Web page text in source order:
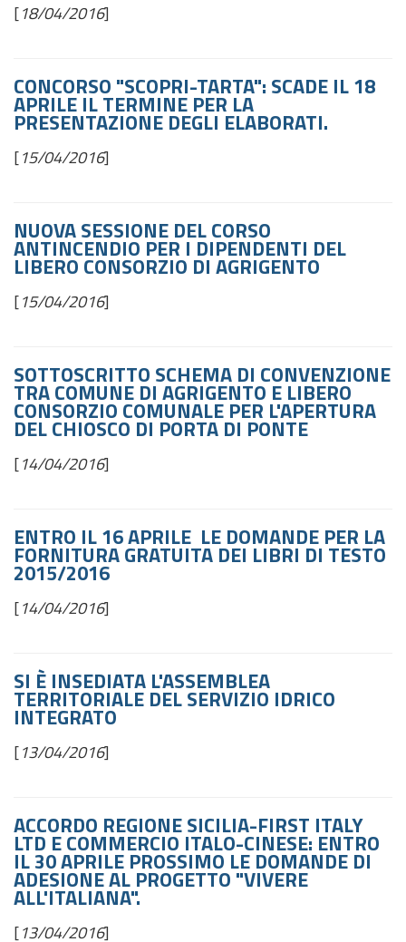
[18/04/2016]
CONCORSO "SCOPRI-TARTA": SCADE IL 18
APRILE IL TERMINE PER LA
PRESENTAZIONE DEGLI ELABORATI.
[15/04/2016]
NUOVA SESSIONE DEL CORSO
ANTINCENDIO PER I DIPENDENTI DEL
LIBERO CONSORZIO DI AGRIGENTO
[15/04/2016]
SOTTOSCRITTO SCHEMA DI CONVENZIONE
TRA COMUNE DI AGRIGENTO E LIBERO
CONSORZIO COMUNALE PER L'APERTURA
DEL CHIOSCO DI PORTA DI PONTE
[14/04/2016]
ENTRO IL 16 APRILE LE DOMANDE PER LA
FORNITURA GRATUITA DEI LIBRI DI TESTO
2015/2016
[14/04/2016]
SI È INSEDIATA L'ASSEMBLEA
TERRITORIALE DEL SERVIZIO IDRICO
INTEGRATO
[13/04/2016]
ACCORDO REGIONE SICILIA-FIRST ITALY
LTD E COMMERCIO ITALO-CINESE: ENTRO
IL 30 APRILE PROSSIMO LE DOMANDE DI
ADESIONE AL PROGETTO "VIVERE
ALL'ITALIANA".
[13/04/2016]